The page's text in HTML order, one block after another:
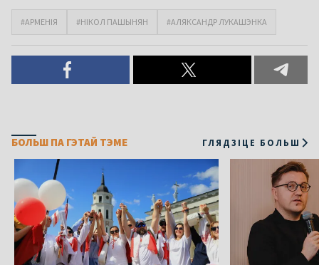
#АРМЕНІЯ #НІКОЛ ПАШЫНЯН #АЛЯКСАНДР ЛУКАШЭНКА
БОЛЬШ ПА ГЭТАЙ ТЭМЕ ГЛЯДЗІЦЕ БОЛЬШ